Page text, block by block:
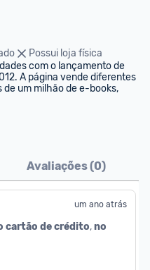
Possui loja física
com o lançamento de
A página vende diferentes
de um milhão de e-books,
Avaliações (0)
um ano atrás
cartão de crédito, no